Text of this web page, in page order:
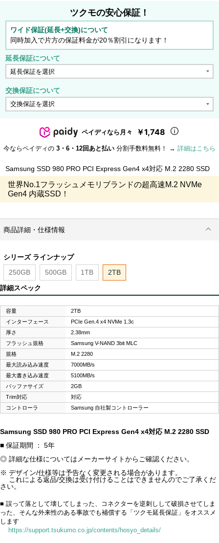
ツクモの安心保証！
ワイド保証(延長+交換)について
同時加入で片方の保証料金が20％割引になります！
延長保証について
交換保証について
ペイディなら月々 ￥1,748
今ならペイディの 3・6・12回あと払い 分割手数料無料！ → 詳細はこちら
Samsung SSD 980 PRO PCI Express Gen4 x4対応 M.2 2280 SSD
世界No.1フラッシュメモリブランドの超高速M.2 NVMe
Gen4 内蔵SSD！
商品詳細・仕様情報
シリーズ ラインナップ
250GB
500GB 1TB
2TB
詳細スペック
容量
2TB
インターフェース
PCIe Gen.4 x4 NVMe 1.3c
厚さ
2.38mm
フラッシュ規格
Samsung V-NAND 3bit MLC
規格
M.2 2280
最大読み込み速度
7000MB/s
最大書き込み速度
5100MB/s
バッファサイズ
2GB
Trim対応
対応
コントローラ
Samsung 自社製コントローラー
Samsung SSD 980 PRO PCI Express Gen4 x4対応 M.2 2280 SSD
■ 保証期間 ： 5年
◎ 詳細な仕様についてはメーカーサイトからご確認ください。
※ デザイン/仕様等は予告なく変更される場合があります。
これによる返品/交換は受け付けることはできませんのでご了承くだ
さい。
■ 誤って落として壊してしまった、コネクターを逆刺しして破損させてしま
った、そんな外来性のある事故でも補償する「ツクモ延長保証」をオススメ
します
https://support.tsukumo.co.jp/contents/hosyo_details/